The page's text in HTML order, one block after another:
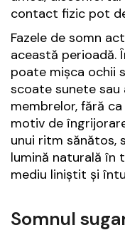
contact fizic pot
Fazele de somn
această perioadă.
poate mișca ochii
scoate sunete sau
membrelor, fără
motiv de
unui ritm sănătos,
lumină naturală în
mediu liniștit și
Somnul